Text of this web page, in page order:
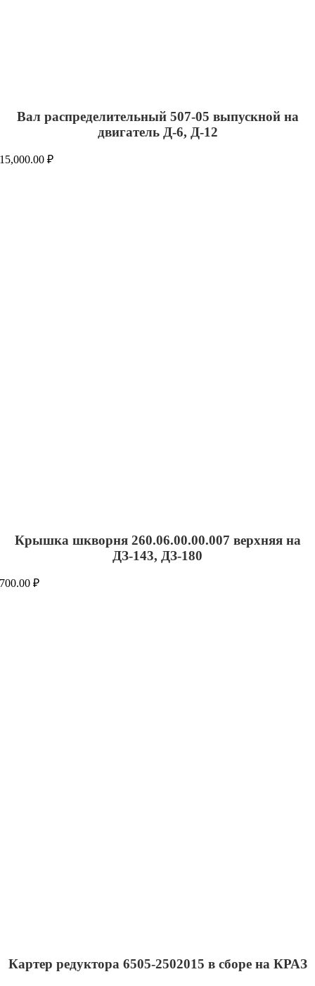
Вал распределительный 507-05 выпускной на
двигатель Д-6, Д-12
15,000.00₽
Крышка шкворня 260.06.00.00.007 верхняя на
ДЗ-143, ДЗ-180
700.00₽
Картер редуктора 6505-2502015 в сборе на КРАЗ